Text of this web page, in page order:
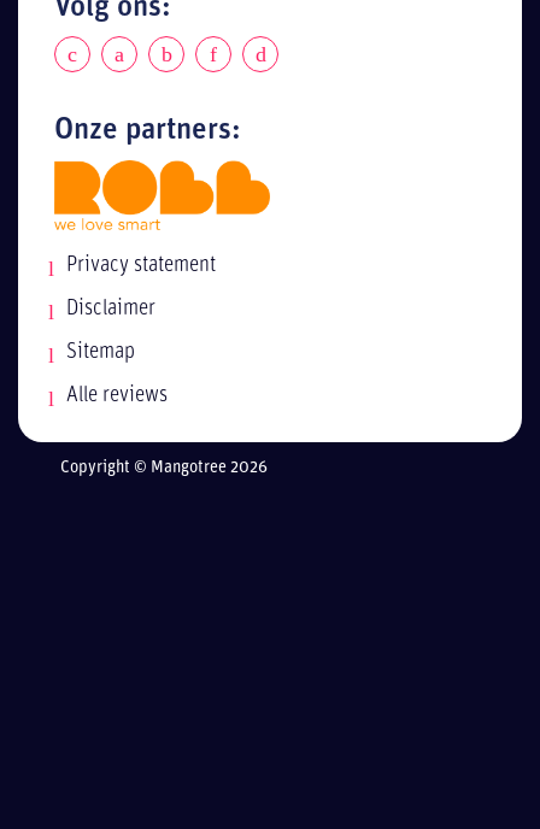
Volg ons:
Onze partners:
Privacy statement
Disclaimer
Sitemap
Alle reviews
Copyright © Mangotree 2026